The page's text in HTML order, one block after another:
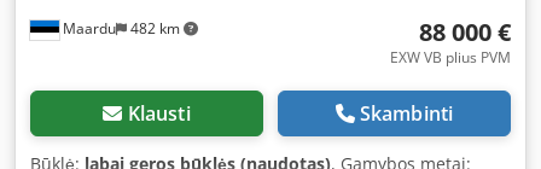
Maardu 482 km 88 000 €
EXW VB plius PVM
Klausti Skambinti
Būklė: labai geros būklės (naudotas), Gamybos metai: